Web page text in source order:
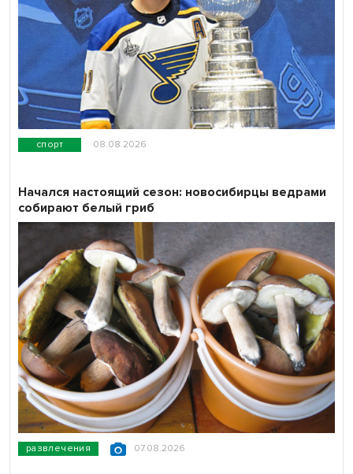
спорт 08.08.2026
развлечения 07.08.2026
Начался настоящий сезон: новосибирцы ведрами
собирают белый гриб